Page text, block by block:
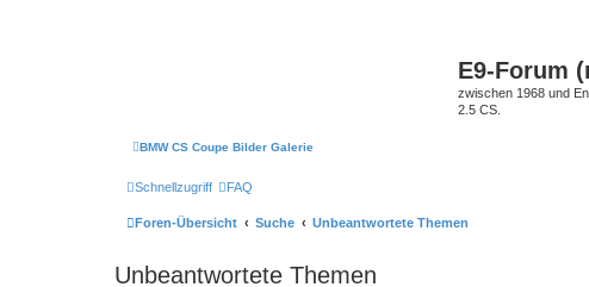
E9-Forum
zwischen 1968 und
2.5 CS.
BMW CS Coupe Bilder Galerie
Schnellzugriff FAQ
Foren-Übersicht Suche Unbeantwortete Themen
Unbeantwortete Themen